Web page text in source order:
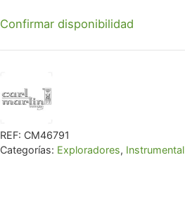
originalactual
Confirmar disponibilidad
REF: CM46791
Categorías: Exploradores, Instrumental